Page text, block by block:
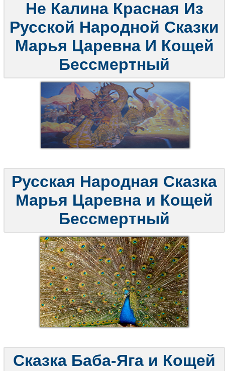
Не Калина Красная Из
Русской Народной Сказки
Марья Царевна И Кощей
Бессмертный
Русская Народная Сказка
Марья Царевна и Кощей
Бессмертный
Сказка Баба-Яга и Кощей